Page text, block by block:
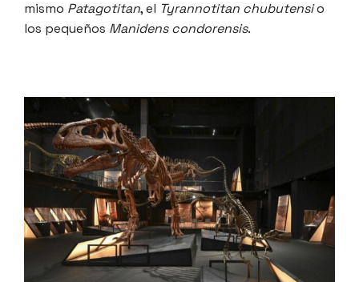
mismo Patagotitan, el Tyrannotitan chubutensio
los pequeños Manidens condorensis.